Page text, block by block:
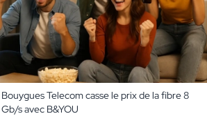
Bouygues Telecom casse le prix de la fibre 8
Gb/s avec B&YOU